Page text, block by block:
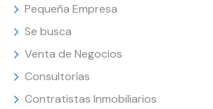
Pequeña Empresa
Se busca
Venta de Negocios
Consultorías
Contratistas Inmobiliarios